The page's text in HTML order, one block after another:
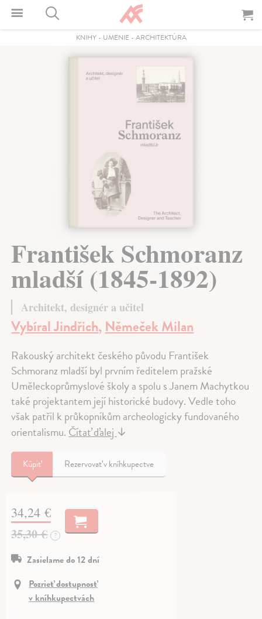
KNIHY- UMENIE- ARCHITEKTÚRA
František Schmoranz
mladší (1845-1892)
Architekt, designér a učitel
Vybíral Jindřich,Němeček Milan
Rakouský architekt českého původu František
Schmoranz mladší byl prvním ředitelem pražské
Uměleckoprůmyslové školy a spolu s Janem Machytkou
také projektantem její historické budovy. Vedle toho
však patřil k průkopníkům archeologicky fundovaného
orientalismu.Čítať ďalej↓
Kúpiť Rezervovať v kníhkupectve
34,24 €
35,30 € ?
Zasielame do 12 dní
Pozrieť dostupnosť
v kníhkupectvách